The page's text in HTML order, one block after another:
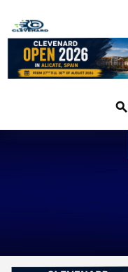
search